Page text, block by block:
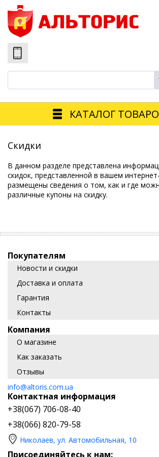
КАТАЛОГ
Скидки
В данном разделе представлена
скидок, представленной в вашем
размещены сведения о том, как и где
различные купоны на скидку.
Покупателям
Новости и скидки
Доставка и оплата
Гарантия
Контакты
Компания
О магазине
Как заказать
Отзывы
info@altoris.com.ua
Контактная информация
+38(067) 706-08-40
+38(066) 820-79-58
Николаев, ул. Автомобильная, 10
Присоединяйтесь к нам: